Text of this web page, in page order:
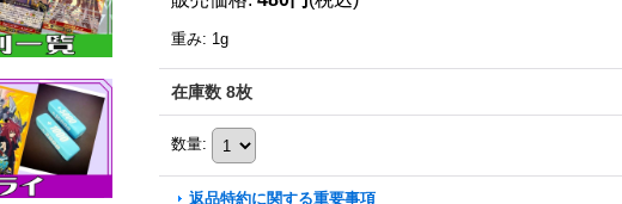
重み: 1g
在庫数 8枚
数量:
返品特約に関する重要事項